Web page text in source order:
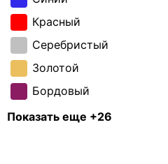
Красный
Серебристый
Золотой
Бордовый
Зеленый
Показать еще +26